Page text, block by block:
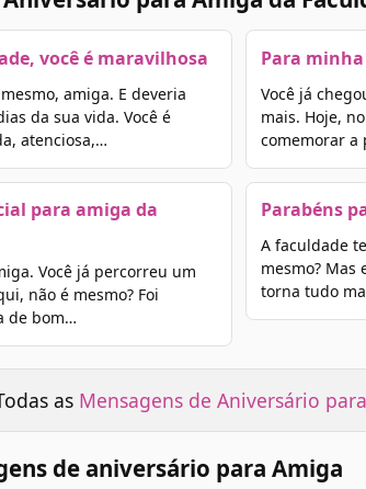
você é maravilhosa
amiga. E deveria
da sua vida. Você é
atenciosa,…
para amiga da
Você já percorreu um
não é mesmo? Foi
de bom…
Para
Você já
mais. Hoje,
comemorar a
Parabéns
A faculdade
mesmo? Mas
torna tudo
as Mensagens de Aniversário
de aniversário para Amiga